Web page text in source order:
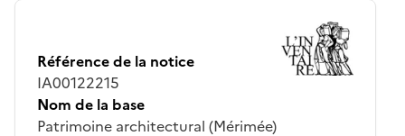
Référence de la notice
IA00122215
Nom de la base
Patrimoine architectural (Mérimée)